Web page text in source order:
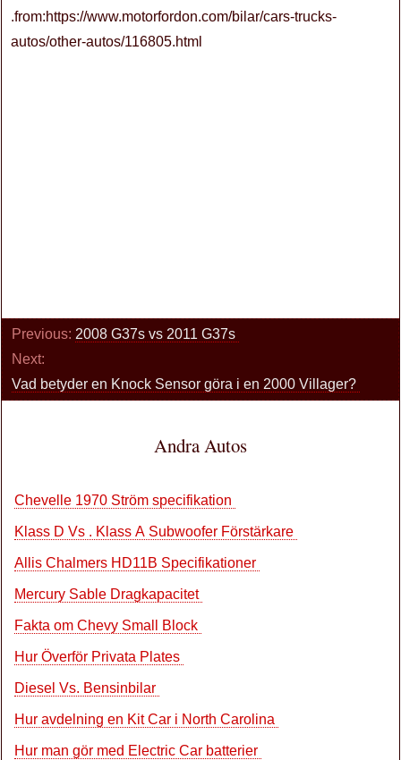
.from:https://www.motorfordon.com/bilar/cars-trucks-
autos/other-autos/116805.html
Previous: 2008 G37s vs 2011 G37s
Next:
Vad betyder en Knock Sensor göra i en 2000 Villager?
Andra Autos
Chevelle 1970 Ström specifikation
Klass D Vs . Klass A Subwoofer Förstärkare
Allis Chalmers HD11B Specifikationer
Mercury Sable Dragkapacitet
Fakta om Chevy Small Block
Hur Överför Privata Plates
Diesel Vs. Bensinbilar
Hur avdelning en Kit Car i North Carolina
Hur man gör med Electric Car batterier